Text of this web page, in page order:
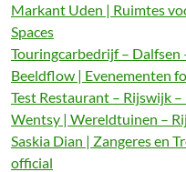
Markant Uden | Ruimtes
Spaces
Touringcarbedrijf –
Beeldflow | Evenementen
Test Restaurant – Rijswijk
Wentsy | Wereldtuinen –
Saskia Dian | Zangeres en
official